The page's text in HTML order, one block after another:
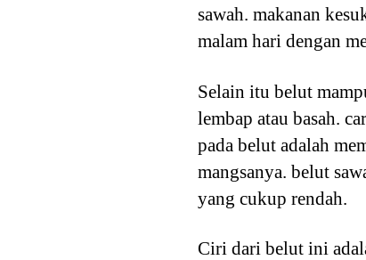
sawah. makanan
malam hari dengan
Selain itu belut
lembap atau basah.
pada belut adalah
mangsanya. belut
yang cukup rendah.
Ciri dari belut ini